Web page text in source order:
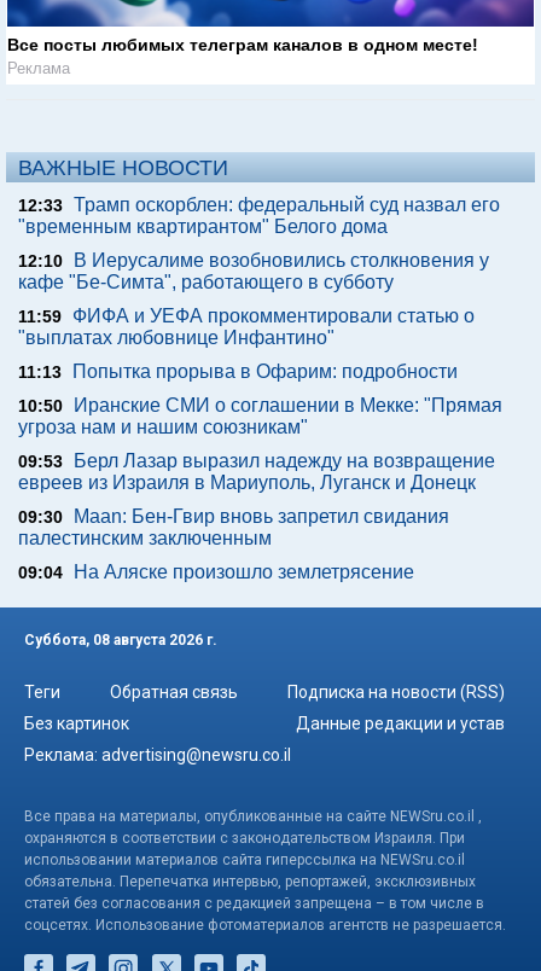
Все посты любимых телеграм каналов в одном месте!
Реклама
ВАЖНЫЕ НОВОСТИ
12:33 Трамп оскорблен: федеральный суд назвал его
"временным квартирантом" Белого дома
12:10
В Иерусалиме возобновились столкновения у
кафе "Бе-Симта", работающего в субботу
11:59
ФИФА и УЕФА прокомментировали статью о
"выплатах любовнице Инфантино"
11:13 Попытка прорыва в Офарим: подробности
10:50
Иранские СМИ о соглашении в Мекке: "Прямая
угроза нам и нашим союзникам"
09:53
Берл Лазар выразил надежду на возвращение
евреев из Израиля в Мариуполь, Луганск и Донецк
09:30
Maan: Бен-Гвир вновь запретил свидания
палестинским заключенным
09:04 На Аляске произошло землетрясение
Суббота, 08 августа 2026 г.
Теги Обратная связь
Подписка на новости (RSS)
Без картинок
Данные редакции и устав
Реклама: advertising@newsru.co.il
Все права на материалы, опубликованные на сайте NEWSru.co.il ,
охраняются в соответствии с законодательством Израиля. При
использовании материалов сайта гиперссылка на NEWSru.co.il
обязательна. Перепечатка интервью, репортажей, эксклюзивных
статей без согласования с редакцией запрещена – в том числе в
соцсетях. Использование фотоматериалов агентств не разрешается.